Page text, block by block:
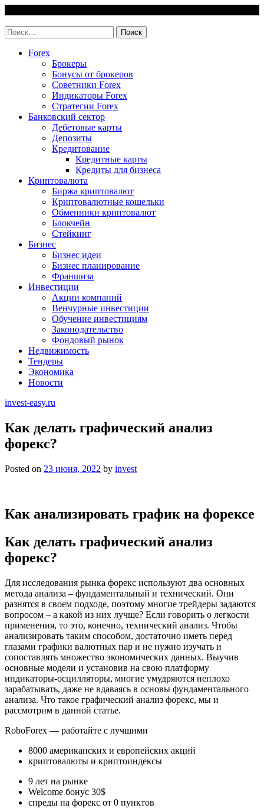
content
Найти:
Forex
Брокеры
Бонусы от брокеров
Советники Forex
Индикаторы Forex
Стратегии Forex
Банковский сектор
Дебетовые карты
Депозиты
Кредитование
Кредитные карты
Кредиты для бизнеса
Криптовалюта
Биржа криптовалют
Криптовалютные кошельки
Обменники криптовалют
Блокчейн
Стейкинг
Бизнес
Бизнес идеи
Бизнес планирование
Франшиза
Инвестиции
Акции компаний
Венчурные инвестиции
Обучение инвестициям
Законодательство
Фондовый рынок
Недвижимость
Тендеры
Экономика
Новости
invest-easy.ru
Как делать графический анализ
форекс?
Posted on 23 июня, 2022 by invest
Как анализировать график на форексе
Как делать графический анализ
форекс?
Для исследования рынка форекс используют два основных
метода анализа – фундаментальный и технический. Они
разнятся в своем подходе, поэтому многие трейдеры задаются
вопросом – а какой из них лучше? Если говорить о легкости
применения, то это, конечно, технический анализ. Чтобы
анализировать таким способом, достаточно иметь перед
глазами графики валютных пар и не нужно изучать и
сопоставлять множество экономических данных. Выучив
основные модели и установив на свою платформу
индикаторы-осцилляторы, многие умудряются неплохо
зарабатывать, даже не вдаваясь в основы фундаментального
анализа. Что такое графический анализ форекс, мы и
рассмотрим в данной статье.
RoboForex — работайте с лучшими
8000 американских и европейских акций
криптовалюты и криптоиндексы
9 лет на рынке
Welcome бонус 30$
спреды на форекс от 0 пунктов